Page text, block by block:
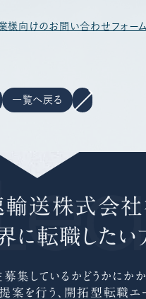
様向けのお問い合わせフォーム
一覧へ戻る
送株式会社
に転職したい
集しているかどうかにかか
案を行う、
開拓型転職エ